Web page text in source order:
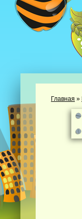
Главная »